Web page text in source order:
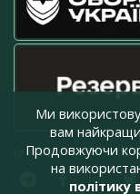
Ми
вам
Продовжуючи
на
політику